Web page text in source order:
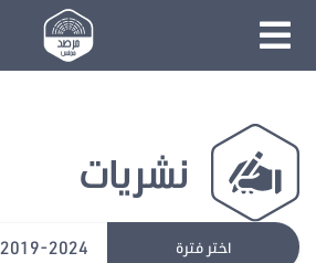
نشريات
اختر فترة 2019-2024